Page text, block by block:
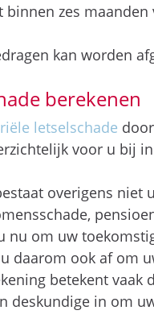
binnen zes
kan worden
berekenen
letselschade
voor u bij
overigens
nu om uw
daarom ook af om
betekent
deskundige in om